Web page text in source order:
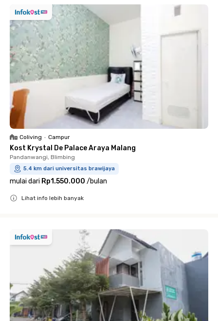
Coliving • Campur
Kost Krystal De Palace Araya Malang
Pandanwangi, Blimbing
5.4 km dari universitas brawijaya
mulai dari Rp1.550.000 /bulan
Lihat info lebih banyak